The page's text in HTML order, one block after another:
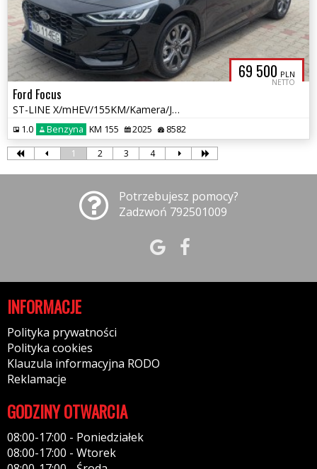
69 500 PLN
NETTO
Ford Focus
ST-LINE X/mHEV/155KM/Kamera/Jak NOWY/Gwarancja producenta
1.0 Benzyna KM 155 2025 8582
1 2 3 4
Potrzebujesz pomocy?
Zadzwoń 792501009
INFORMACJE
Polityka prywatności
Polityka cookies
Klauzula informacyjna RODO
Reklamacje
GODZINY OTWARCIA
08:00-17:00 - Poniedziałek
08:00-17:00 - Wtorek